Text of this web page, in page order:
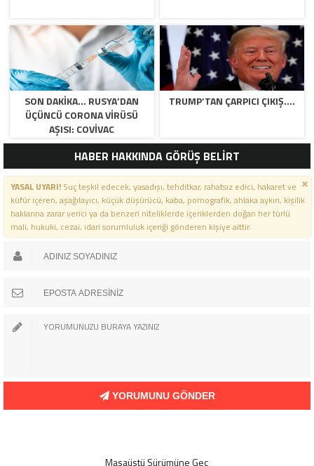
SON DAKİKA… RUSYA’DAN
ÜÇÜNCÜ CORONA VİRÜSÜ
AŞISI: COVİVAC
TRUMP’TAN ÇARPICI ÇIKIŞ….
HABER HAKKINDA GÖRÜŞ BELİRT
YASAL UYARI!Suç teşkil edecek, yasadışı, tehditkar, rahatsız edici, hakaret ve
küfür içeren, aşağılayıcı, küçük düşürücü, kaba, pornografik, ahlaka aykırı, kişilik
haklarına zarar verici ya da benzeri niteliklerde içeriklerden doğan her türlü
mali, hukuki, cezai, idari sorumluluk içeriği gönderen kişiye aittir.
YORUMUNU GÖNDER
Masaüstü Sürümüne Geç